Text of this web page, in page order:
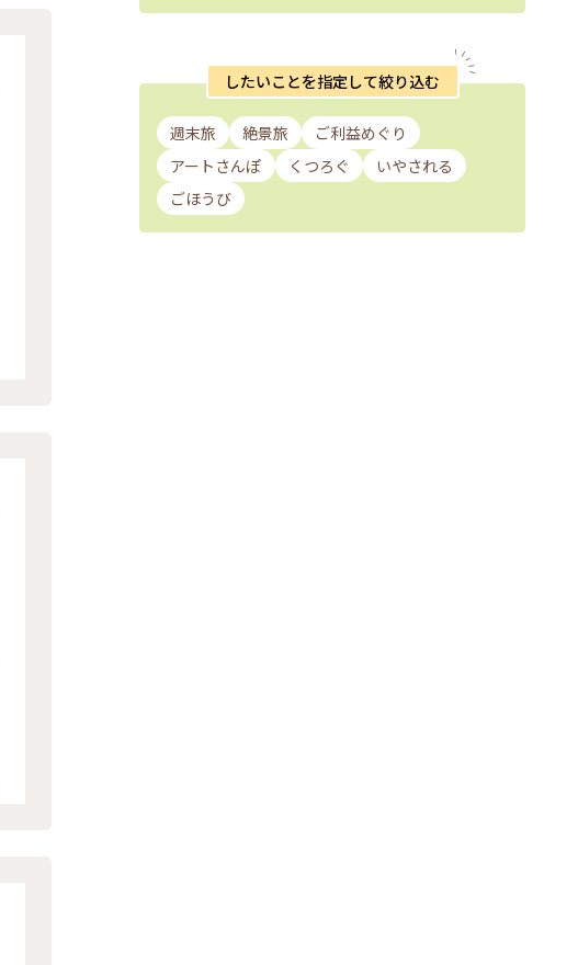
したいことを指定して絞り込む
週末旅 絶景旅
ご利益めぐり
アートさんぽ
くつろぐ
いやされる
ごほうび